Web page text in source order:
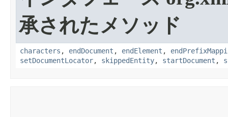
承されたメソッド
characters , endDocument , endElement ,
setDocumentLocator, skippedEntity, startDocument ,